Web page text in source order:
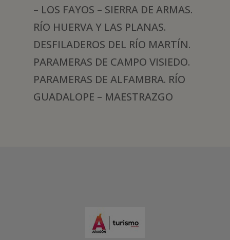
– LOS FAYOS – SIERRA DE ARMAS.
RÍO HUERVA Y LAS PLANAS.
DESFILADEROS DEL RÍO MARTÍN.
PARAMERAS DE CAMPO VISIEDO.
PARAMERAS DE ALFAMBRA. RÍO
GUADALOPE – MAESTRAZGO